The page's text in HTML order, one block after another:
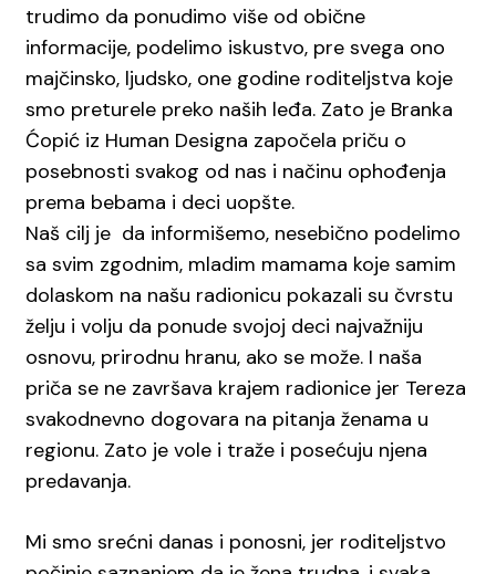
trudimo da ponudimo više od obične
informacije, podelimo iskustvo, pre svega ono
majčinsko, ljudsko, one godine roditeljstva koje
smo preturele preko naših leđa. Zato je Branka
Ćopić iz Human Designa započela priču o
posebnosti svakog od nas i načinu ophođenja
prema bebama i deci uopšte.
Naš cilj je da informišemo, nesebično podelimo
sa svim zgodnim, mladim mamama koje samim
dolaskom na našu radionicu pokazali su čvrstu
želju i volju da ponude svojoj deci najvažniju
osnovu, prirodnu hranu, ako se može. I naša
priča se ne završava krajem radionice jer Tereza
svakodnevno dogovara na pitanja ženama u
regionu. Zato je vole i traže i posećuju njena
predavanja.
Mi smo srećni danas i ponosni, jer roditeljstvo